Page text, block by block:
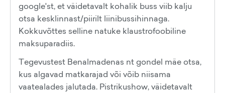
google'st, et väidetavalt kohalik buss viib kalju
otsa kesklinnast/piirilt liinibussihinnaga.
Kokkuvõttes selline natuke klaustrofoobiline
maksuparadiis.
Tegevustest Benalmadenas nt gondel mäe otsa,
kus algavad matkarajad või võib niisama
vaatealades jalutada. Pistrikushow, väidetavalt